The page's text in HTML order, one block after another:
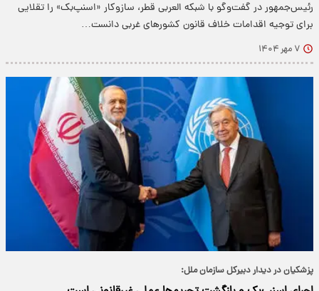
رئیس‌جمهور در گفت‌وگو با شبکه العربی قطر، سازوکار «اسنپ‌بک» را تقلایی
برای توجیه اقدامات خلاف قانون کشورهای غربی دانست…
۷ مهر ۱۴۰۴
پزشکیان در دیدار دبیرکل سازمان ملل: